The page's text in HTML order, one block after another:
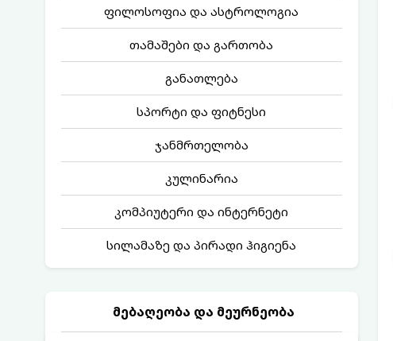
ფილოსოფია და ასტროლოგია
თამაშები და გართობა
განათლება
სპორტი და ფიტნესი
ჯანმრთელობა
კულინარია
კომპიუტერი და ინტერნეტი
სილამაზე და პირადი ჰიგიენა
მებაღეობა და მეურნეობა